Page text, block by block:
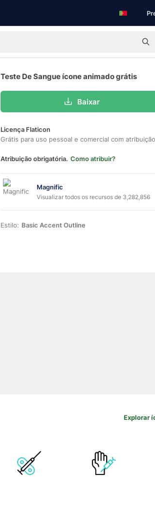
Teste De Sangue ícone animado grátis
Baixar
Licença Flaticon
Grátis para uso pessoal e comercial com
Atribuição obrigatória. Como atribuir?
Magnific
Visualizar todos os recursos de 3,282,856
Estilo: Basic Accent Outline
Explorar